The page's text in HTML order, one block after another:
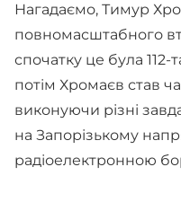
Нагадаємо, Тимур
повномасштабного
спочатку це була 112-
потім Хромаєв став
виконуючи різні
на Запорізькому
радіоелектронною